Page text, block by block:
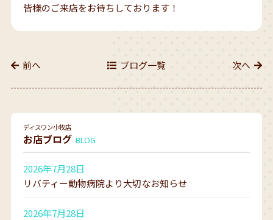
ディスワン小牧店
お店ブログ BLOG
2026年7月28日
リバティー動物病院より大切なお知らせ
2026年7月28日
皆様のご来店をお待ちしております！
前へ ブログ一覧 次へ